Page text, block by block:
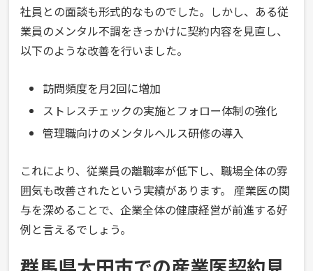
社員との面談も形式的なものでした。しかし、ある従
業員のメンタル不調をきっかけに契約内容を見直し、
以下のような改善を行いました。
訪問頻度を月2回に増加
ストレスチェックの実施とフォロー体制の強化
管理職向けのメンタルヘルス研修の導入
これにより、従業員の離職率が低下し、職場全体の雰
囲気も改善されたという実績があります。 産業医の関
与を深めることで、企業全体の健康経営が前進する好
例と言えるでしょう。